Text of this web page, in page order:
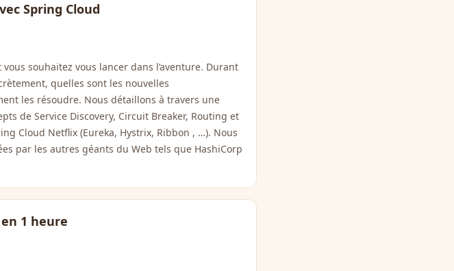
Spring Cloud
souhaitez vous lancer dans l’aventure. Durant
quelles sont les nouvelles
les résoudre. Nous détaillons à travers une
de Service Discovery, Circuit Breaker, Routing et
Cloud Netflix (Eureka, Hystrix, Ribbon , …). Nous
par les autres géants du Web tels que HashiCorp
1 heure